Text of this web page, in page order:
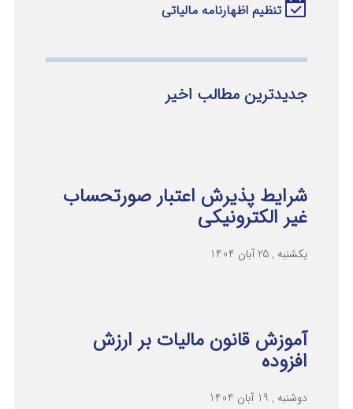
تنظیم اظهارنامه مالیاتی
جدیدترین مطالب اخیر
شرایط پذیرش اعتبار صورتحساب
غیر الکترونیکی
یکشنبه , 25 آبان 1404
آموزش قانون مالیات بر ارزش
افزوده
دوشنبه , 19 آبان 1404